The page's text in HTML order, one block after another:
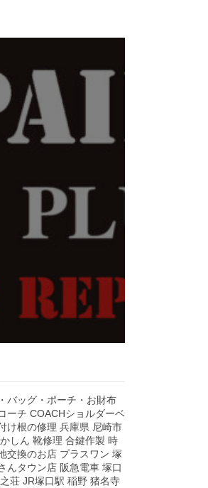
バッグ・ポーチ・お財布
ーチ COACHショルダーベ
け根の修理 兵庫県 尼崎市
しん 靴修理 合鍵作製 時
交換のお店 プラスワン 塚
んタウン店 阪急電車 塚口
荘 JR塚口駅 稲野 猪名寺